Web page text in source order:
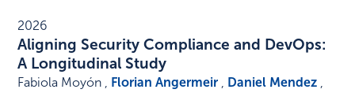
2026
Aligning Security Compliance and DevOps:
A Longitudinal Study
Fabiola Moyón , Florian Angermeir , Daniel Mendez ,